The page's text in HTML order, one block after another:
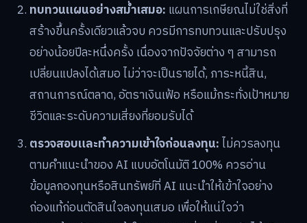
ทบทวนแผนอย่างสม่ำเสมอ: แผนการเกษียณไม่ใช่สิ่งที่
สร้างขึ้นครั้งเดียวแล้วจบ ควรมีการทบทวนและปรับปรุง
อย่างน้อยปีละหนึ่งครั้ง เนื่องจากปัจจัยต่าง ๆ สามารถ
เปลี่ยนแปลงได้เสมอ ไม่ว่าจะเป็นรายได้, ภาระหนี้สิน,
สถานการณ์ตลาด, อัตราเงินเฟ้อ หรือแม้กระทั่งเป้าหมาย
ชีวิตและระดับความเสี่ยงที่ยอมรับได้
ตรวจสอบและทำความเข้าใจก่อนลงทุน:ไม่ควรลงทุน
ตามคำแนะนำของ AI แบบอัตโนมัติ 100% ควรอ่าน
ข้อมูลกองทุนหรือสินทรัพย์ที่ AI แนะนำให้เข้าใจอย่าง
ถ่องแท้ก่อนตัดสินใจลงทุนเสมอ เพื่อให้แน่ใจว่า